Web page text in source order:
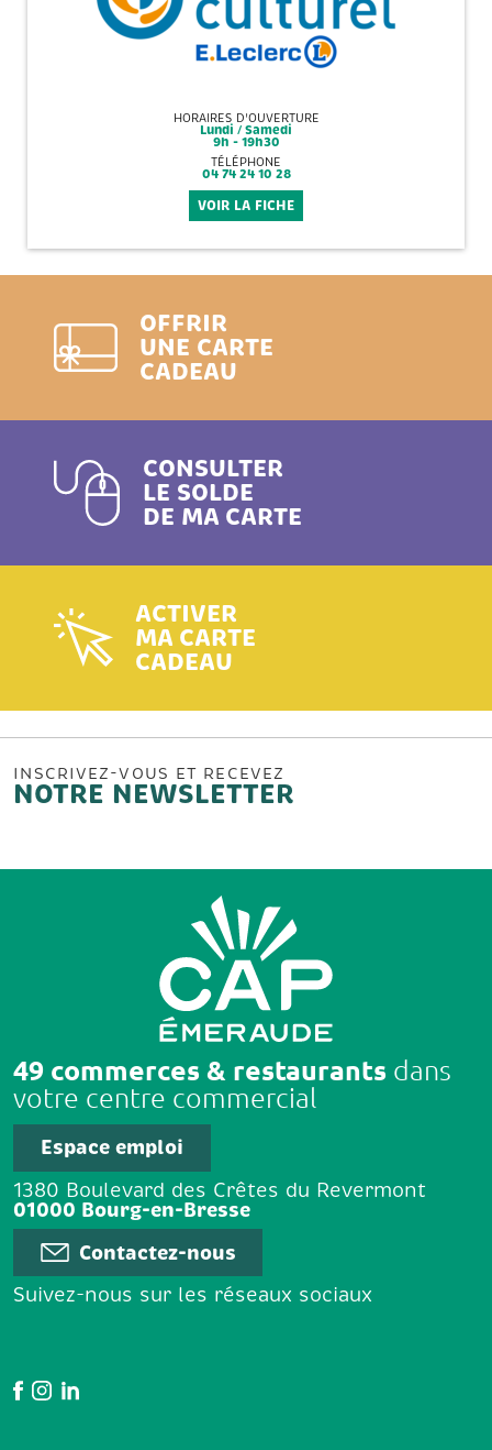
HORAIRES D'OUVERTURE
Lundi / Samedi
9h - 19h30
TÉLÉPHONE
04 74 24 10 28
VOIR LA FICHE
OFFRIR
UNE CARTE
CADEAU
CONSULTER
LE SOLDE
DE MA CARTE
ACTIVER
MA CARTE
CADEAU
INSCRIVEZ-VOUS ET RECEVEZ
NOTRE NEWSLETTER
49 commerces & restaurants dans
votre centre commercial
Espace emploi
1380 Boulevard des Crêtes du Revermont
01000 Bourg-en-Bresse
Contactez-nous
Suivez-nous sur les réseaux sociaux